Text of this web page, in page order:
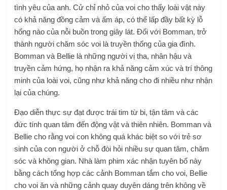
tình yêu của anh. Cử chỉ nhỏ của voi cho thấy loài vật này
có khả năng đồng cảm và ấm áp, có thể lấp đầy bất kỳ lỗ
hổng nào của nỗi buồn trong giây lát. Đối với Bomman, trở
thành người chăm sóc voi là truyền thống của gia đình.
Bomman và Bellie là những người vị tha, nhân hậu và
truyền cảm hứng, họ nhận ra khả năng cảm xúc và trí thông
minh của loài voi, cũng như khả năng cho đi nhiều như nhận
lại của chúng.
Đạo diễn thực sự đạt được trái tim từ bi, tận tâm và các
đức tính quan tâm đến động vật và thiên nhiên. Bomman và
Bellie cho rằng voi con không quá khác biệt so với trẻ sơ
sinh của con người ở chỗ đòi hỏi nhiều sự quan tâm, chăm
sóc và không gian. Nhà làm phim xác nhận tuyên bố này
bằng cách tổng hợp các cảnh Bomman tắm cho voi, Bellie
cho voi ăn và những cảnh quay duyên dáng trên không về